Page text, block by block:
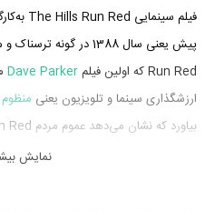
فیلم سینمایی The Hills Run Red به‌کارگردانی
Run Red که اولین فیلم
Dave Parker
ارزشگذاری سینما و تلویزیون یعنی منظوم
نمایش